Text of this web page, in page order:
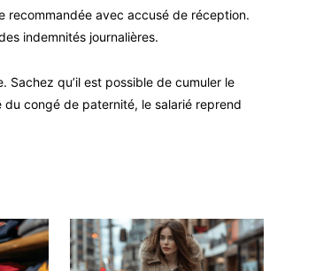
recommandée avec accusé de réception.
indemnités journalières.
Sachez qu’il est possible de cumuler le
du congé de paternité, le salarié reprend